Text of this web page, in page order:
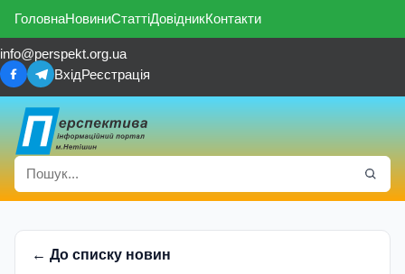
ГоловнаНовиниСтаттіДовідникКонтакти
info@perspekt.org.ua
ВхідРеєстрація
← До списку новин